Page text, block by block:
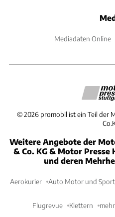
Mediadaten Online
©2026 promobil ist ein Teil der
Weitere Angebote der
& Co. KG & Motor Presse
und deren
Aerokurier Auto Motor und Sport
Flugrevue Klettern